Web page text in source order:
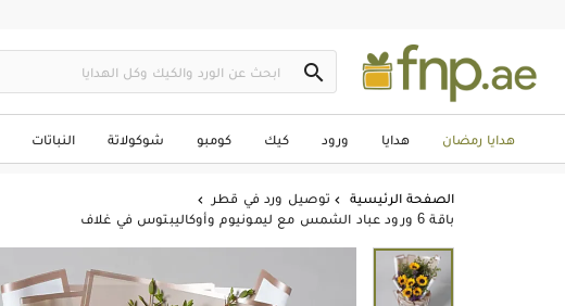

هدايا رمضان هدايا ورود كيك كومبو شوكولاتة النباتات
الصفحة الرئيسية  توصيل ورد في قطر 
باقة 6 ورود عباد الشمس مع ليمونيوم وأوكاليبتوس في غلاف